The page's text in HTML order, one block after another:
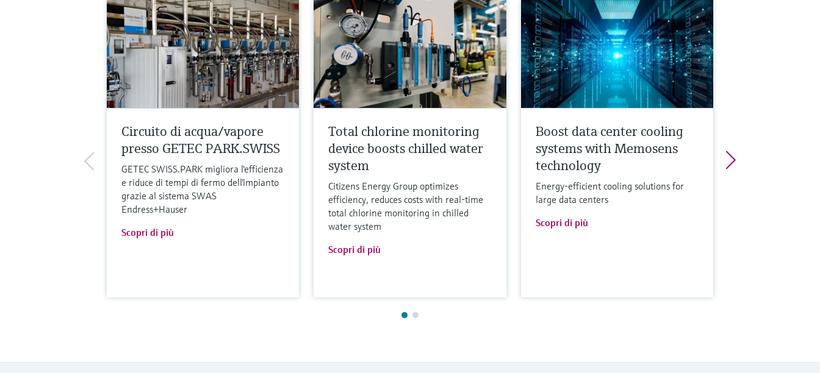
Circuito di acqua/vapore
presso GETEC PARK.SWISS
GETEC SWISS.PARK migliora l'efficienza
e riduce di tempi di fermo dell'impianto
grazie al sistema SWAS
Endress+Hauser
Scopri di più
Total chlorine monitoring
device boosts chilled water
system
Citizens Energy Group optimizes
efficiency, reduces costs with real-time
total chlorine monitoring in chilled
water system
Scopri di più
Boost data center cooling
systems with Memosens
technology
Energy-efficient cooling solutions for
large data centers
Scopri di più